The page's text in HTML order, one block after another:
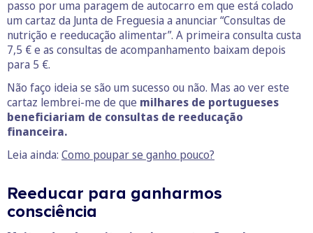
passo por uma paragem de autocarro em que está colado
um cartaz da Junta de Freguesia a anunciar “Consultas de
nutrição e reeducação alimentar”. A primeira consulta custa
7,5 € e as consultas de acompanhamento baixam depois
para 5 €.
Não faço ideia se são um sucesso ou não. Mas ao ver este
cartaz lembrei-me de que milhares de portugueses
beneficiariam de consultas de reeducação
financeira.
Leia ainda: Como poupar se ganho pouco?
Reeducar para ganharmos
consciência